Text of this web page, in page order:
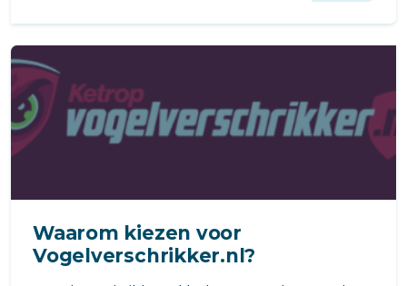
Waarom kiezen voor
Vogelverschrikker.nl?